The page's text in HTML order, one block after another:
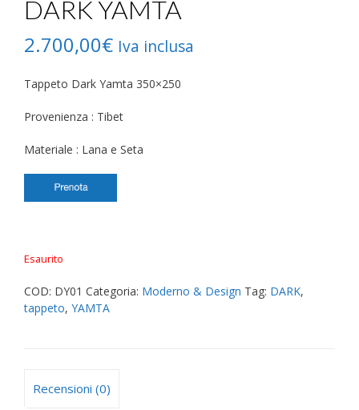
DARK YAMTA
2.700,00€ Iva inclusa
Tappeto Dark Yamta 350×250
Provenienza : Tibet
Materiale : Lana e Seta
Esaurito
COD: DY01 Categoria: Moderno & Design Tag: DARK,
tappeto, YAMTA
Recensioni (0)